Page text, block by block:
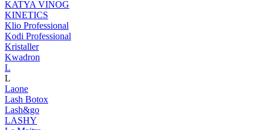
KATYA VINOG
KINETICS
Klio Professional
Kodi Professional
Kristaller
Kwadron
L
L
Laone
Lash Botox
Lash&go
LASHY